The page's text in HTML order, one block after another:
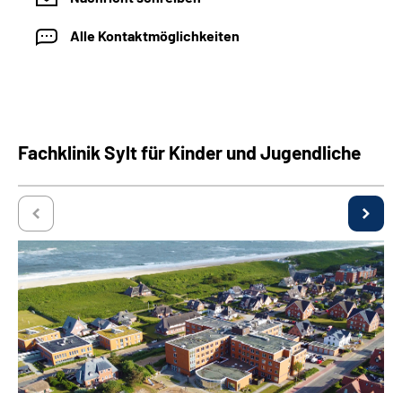
Alle Kontaktmöglichkeiten
Fachklinik Sylt für Kinder und Jugendliche